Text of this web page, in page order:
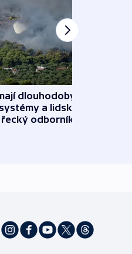
dlouhodobý
a lidské
odborník